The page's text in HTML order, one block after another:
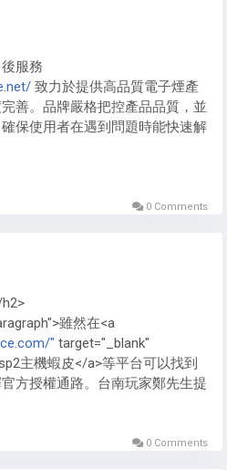
麂皮，而Nike p6000 prm
服務
致力於提供高品質電子煙產
善。品牌嚴格把控產品品質，並
保使用者在遇到問題時能快速解
在官方保固期間內，
。官方網站提供詳細保證條款及
0 Comments
雖然在<a
" target="_blank"
主機蝦皮</a>等平台可以找到
方授權通路。台南玩家鄭先生提
方通路比較有保障。」許多玩家
0 Comments